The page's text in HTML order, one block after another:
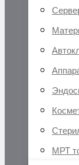
МРТ